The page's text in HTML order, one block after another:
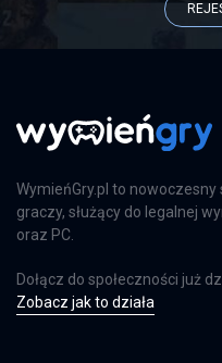
WymieńGry.pl to
graczy, służący do legalnej
oraz PC.
Dołącz do społeczności już
Zobacz jak to działa